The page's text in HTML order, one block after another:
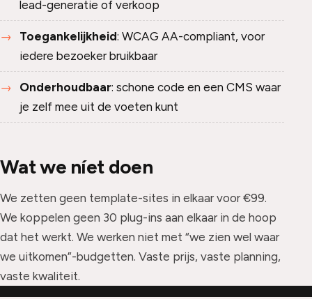
lead-generatie of verkoop
Toegankelijkheid: WCAG AA-compliant, voor
iedere bezoeker bruikbaar
Onderhoudbaar: schone code en een CMS waar
je zelf mee uit de voeten kunt
Wat we níet doen
We zetten geen template-sites in elkaar voor €99.
We koppelen geen 30 plug-ins aan elkaar in de hoop
dat het werkt. We werken niet met “we zien wel waar
we uitkomen”-budgetten. Vaste prijs, vaste planning,
vaste kwaliteit.